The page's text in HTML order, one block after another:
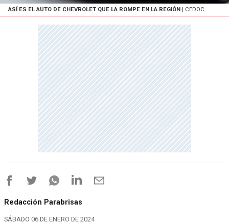
ASÍ ES EL AUTO DE CHEVROLET QUE LA ROMPE EN LA REGIÓN | CEDOC
Redacción Parabrisas
SÁBADO 06 DE ENERO DE 2024